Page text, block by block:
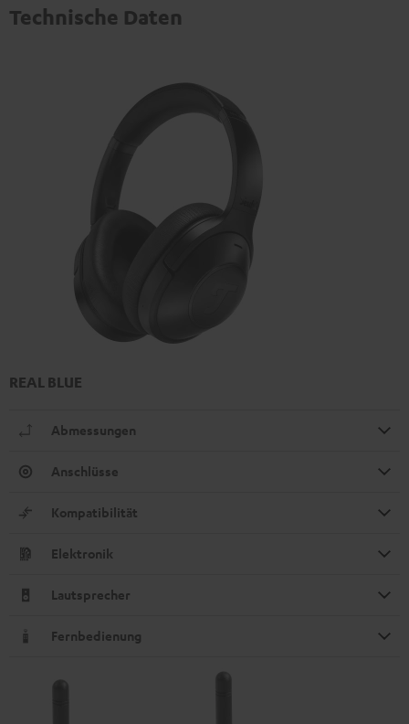
Technische Daten
REAL BLUE
Abmessungen
Anschlüsse
Kompatibilität
Elektronik
Lautsprecher
Fernbedienung